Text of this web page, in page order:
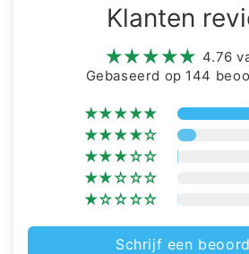
Klanten
4.76
Gebaseerd op 144
Schrijf een